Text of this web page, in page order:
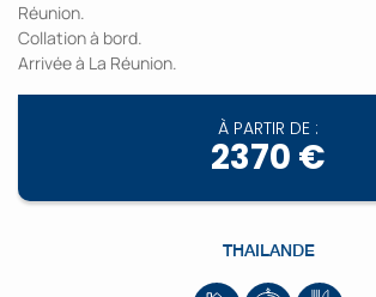
Réunion.
Collation à bord.
Arrivée à La Réunion.
À PARTIR DE :
2370 €
THAILANDE